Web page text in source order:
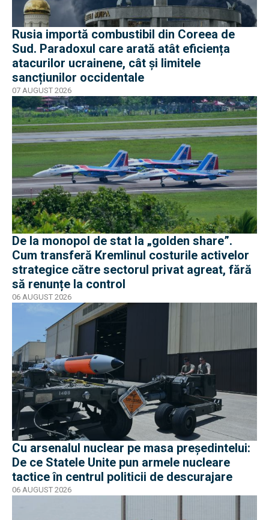
Rusia importă combustibil din Coreea de
Sud. Paradoxul care arată atât eficiența
atacurilor ucrainene, cât și limitele
sancțiunilor occidentale
07 AUGUST 2026
De la monopol de stat la „golden share”.
Cum transferă Kremlinul costurile activelor
strategice către sectorul privat agreat, fără
să renunțe la control
06 AUGUST 2026
Cu arsenalul nuclear pe masa preşedintelui:
De ce Statele Unite pun armele nucleare
tactice în centrul politicii de descurajare
06 AUGUST 2026